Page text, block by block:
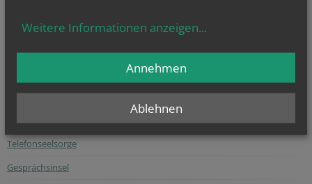
Stundenbuch Online
(tägliche liturgische Texte)
Telefonseelsorge
Gesprächsinsel
Weitere Informationen anzeigen...
Ablehnen
Annehmen